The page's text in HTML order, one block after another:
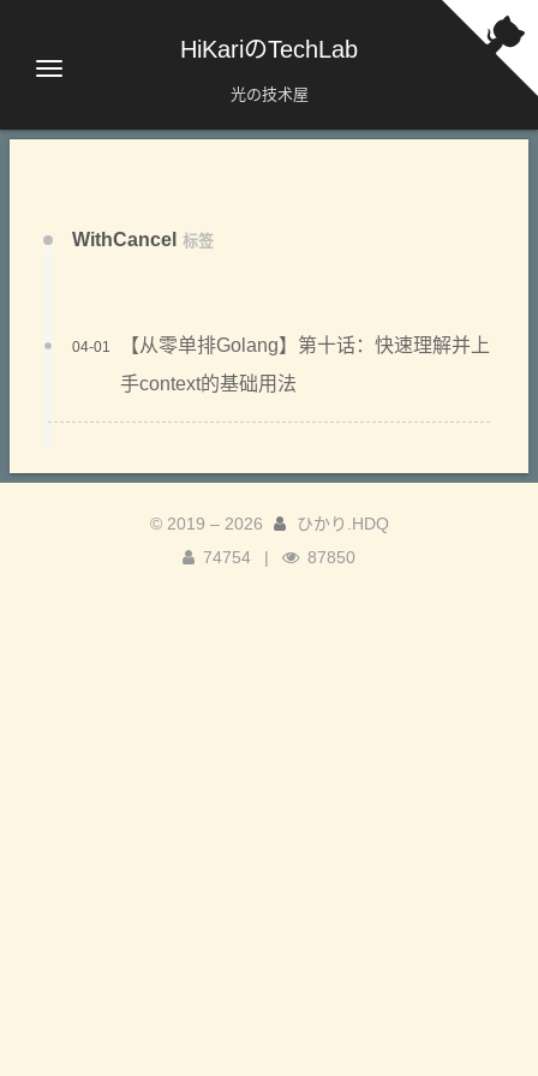
HiKariのTechLab
光の技术屋
WithCancel 标签
【从零单排Golang】第十话：快速理解并上
手context的基础用法
04-01
© 2019 – 2026
ひかり.HDQ
74754
| 87850